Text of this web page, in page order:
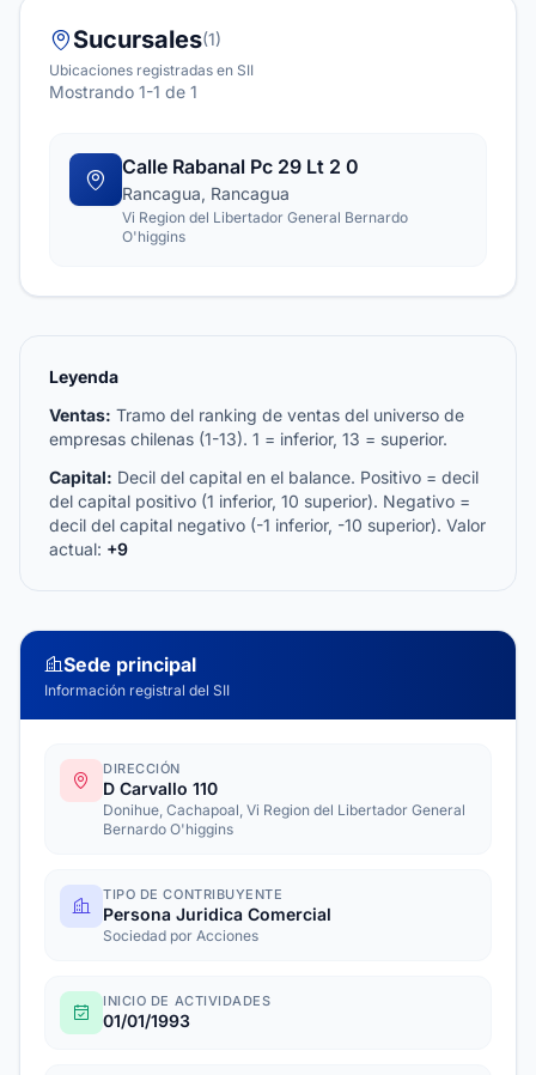
Sucursales(1)
Ubicaciones registradas en SII
Mostrando 1-1 de 1
Calle Rabanal Pc 29 Lt 2 0
Rancagua, Rancagua
Vi Region del Libertador General Bernardo
O'higgins
Leyenda
Ventas: Tramo del ranking de ventas del universo de
empresas chilenas (1-13). 1 = inferior, 13 = superior.
Capital: Decil del capital en el balance. Positivo = decil
del capital positivo (1 inferior, 10 superior). Negativo =
decil del capital negativo (-1 inferior, -10 superior). Valor
actual: +9
Sede principal
Información registral del SII
DIRECCIÓN
D Carvallo 110
Donihue, Cachapoal, Vi Region del Libertador General
Bernardo O'higgins
TIPO DE CONTRIBUYENTE
Persona Juridica Comercial
Sociedad por Acciones
INICIO DE ACTIVIDADES
01/01/1993